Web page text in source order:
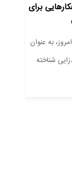
برای
به عنوان
شناخته